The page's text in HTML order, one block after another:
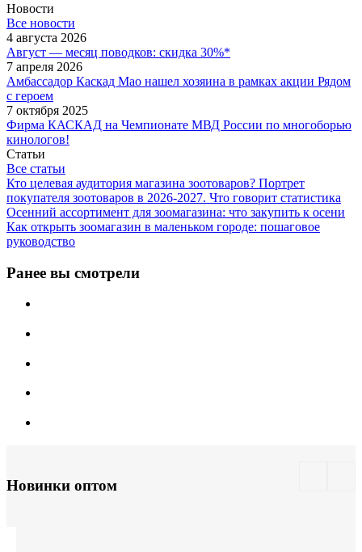
Новости
Все новости
4 августа 2026
Август — месяц поводков: скидка 30%*
7 апреля 2026
Амбассадор Каскад Мао нашел хозяина в рамках акции Рядом
с героем
7 октября 2025
Фирма КАСКАД на Чемпионате МВД России по многоборью
кинологов!
Статьи
Все статьи
Кто целевая аудитория магазина зоотоваров? Портрет
покупателя зоотоваров в 2026-2027. Что говорит статистика
Осенний ассортимент для зоомагазина: что закупить к осени
Как открыть зоомагазин в маленьком городе: пошаговое
руководство
Ранее вы смотрели
Новинки оптом